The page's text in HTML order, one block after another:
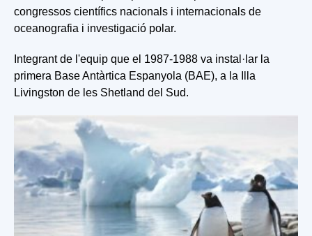
congressos científics nacionals i internacionals de
oceanografia i investigació polar.
Integrant de l'equip que el 1987-1988 va instal·lar la
primera Base Antàrtica Espanyola (BAE), a la Illa
Livingston de les Shetland del Sud.